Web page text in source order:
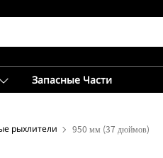
Запасные Части
рыхлители 950 мм (37 дюймов)